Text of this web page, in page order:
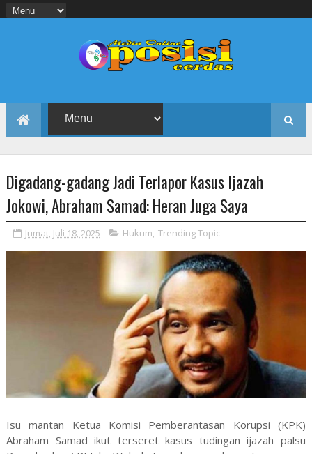
Digadang-gadang Jadi Terlapor Kasus Ijazah
Jokowi, Abraham Samad: Heran Juga Saya
Jumat, Juli 18, 2025 Hukum, Trending Topic
Isu mantan Ketua Komisi Pemberantasan Korupsi (KPK)
Abraham Samad ikut terseret kasus tudingan ijazah palsu